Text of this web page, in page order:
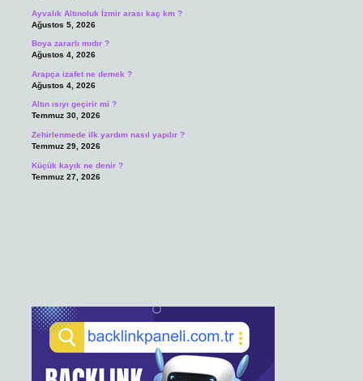
Ayvalık Altınoluk İzmir arası kaç km ?
Ağustos 5, 2026
Boya zararlı mıdır ?
Ağustos 4, 2026
Arapça izafet ne demek ?
Ağustos 4, 2026
Altın ısıyı geçirir mi ?
Temmuz 30, 2026
Zehirlenmede ilk yardım nasıl yapılır ?
Temmuz 29, 2026
Küçük kayık ne denir ?
Temmuz 27, 2026